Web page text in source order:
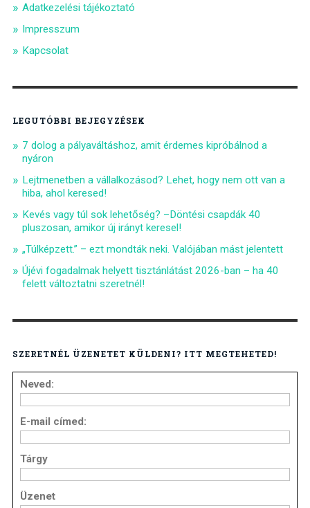
Adatkezelési tájékoztató
Impresszum
Kapcsolat
LEGUTÓBBI BEJEGYZÉSEK
7 dolog a pályaváltáshoz, amit érdemes kipróbálnod a
nyáron
Lejtmenetben a vállalkozásod? Lehet, hogy nem ott van a
hiba, ahol keresed!
Kevés vagy túl sok lehetőség? –Döntési csapdák 40
pluszosan, amikor új irányt keresel!
„Túlképzett.” – ezt mondták neki. Valójában mást jelentett
Újévi fogadalmak helyett tisztánlátást 2026-ban – ha 40
felett változtatni szeretnél!
SZERETNÉL ÜZENETET KÜLDENI? ITT MEGTEHETED!
Neved:
E-mail címed:
Tárgy
Üzenet